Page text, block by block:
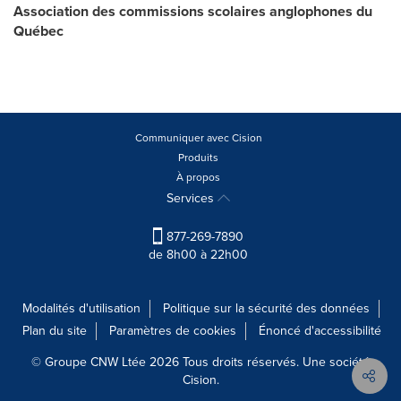
Association des commissions scolaires anglophones du
Québec
Communiquer avec Cision
Produits
À propos
Services
877-269-7890
de 8h00 à 22h00
Modalités d'utilisation
Politique sur la sécurité des données
Plan du site
Paramètres de cookies
Énoncé d'accessibilité
© Groupe CNW Ltée 2026 Tous droits réservés. Une société
Cision.